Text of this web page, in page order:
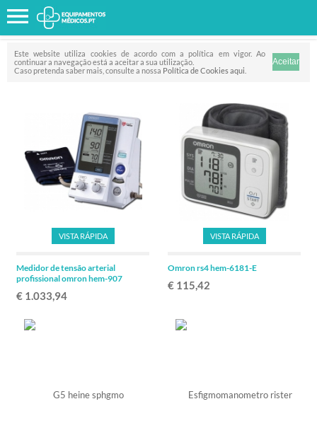
Este website utiliza cookies de acordo com a política em vigor. Ao
continuar a navegação está a aceitar a sua utilização.
Caso pretenda saber mais, consulte a nossa Política de Cookies aqui
FILTRO
Medidor de tensão arterial
profissional omron hem-907
€ 1.033,94
VISTA RÁPIDA
Omron rs4 hem-6181-E
€ 115,42
VISTA RÁPIDA